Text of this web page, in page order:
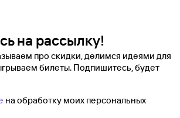
на рассылку!
про скидки, делимся идеями для
билеты. Подпишитесь, будет
на обработку моих персональных